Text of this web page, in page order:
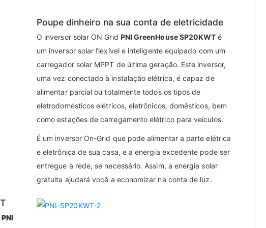
Poupe dinheiro na sua conta de eletricidade
O inversor solar ON Grid PNI GreenHouse SP20KWT é
um inversor solar flexível e inteligente equipado com um
carregador solar MPPT de última geração. Este inversor,
uma vez conectado à instalação elétrica, é capaz de
alimentar parcial ou totalmente todos os tipos de
eletrodomésticos elétricos, eletrônicos, domésticos, bem
como estações de carregamento elétrico para veículos.
É um inversor On-Grid que pode alimentar a parte elétrica
e eletrônica de sua casa, e a energia excedente pode ser
entregue à rede, se necessário. Assim, a energia solar
gratuita ajudará você a economizar na conta de luz.
PNI